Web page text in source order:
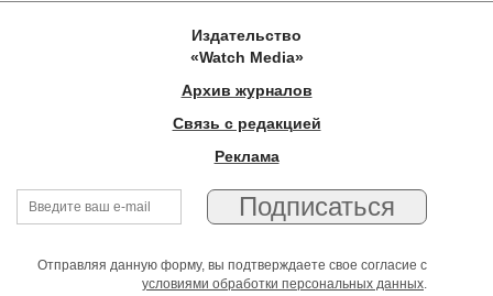
Издательство
«Watch Media»
Архив журналов
Связь с редакцией
Реклама
Отправляя данную форму, вы подтверждаете свое согласие с
условиями обработки персональных данных.